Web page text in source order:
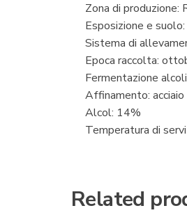
Zona di produzione:
Esposizione e
Sistema di
Epoca raccolta:
Fermentazione
Affinamento:
Alcol: 14%
Temperatura di
Related